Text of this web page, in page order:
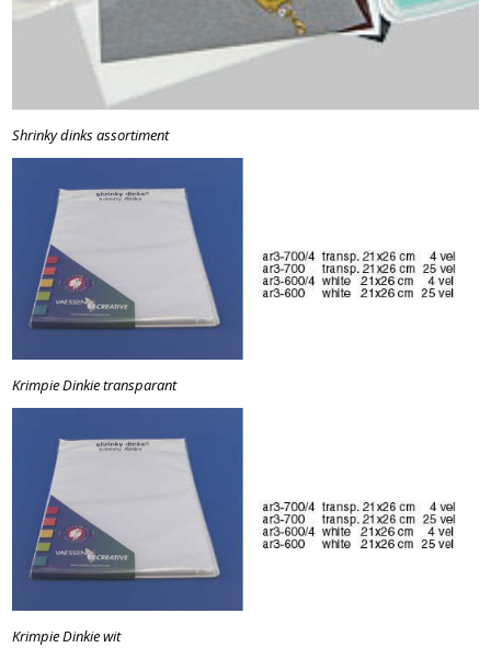
Shrinky dinks assortiment
Krimpie Dinkie transparant
Krimpie Dinkie wit